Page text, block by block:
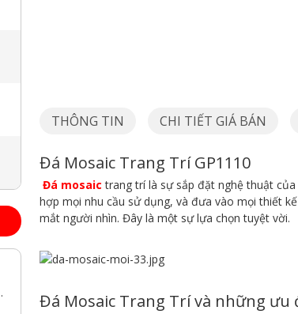
THÔNG TIN CHI TIẾT GIÁ BÁN
Đá Mosaic Trang Trí GP1110
Đá mosaic trang trí là sự sắp đặt nghệ thuật
hợp mọi nhu cầu sử dụng, và đưa vào mọi thiết
mắt người nhìn. Đây là một sự lựa chọn tuyệt vời.
Đá Mosaic Trang Trí và những ưu